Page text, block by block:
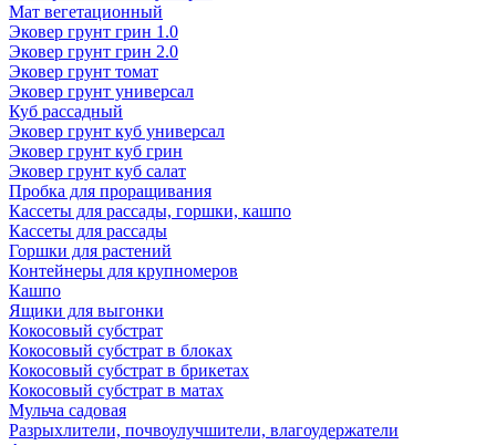
Мат вегетационный
Эковер грунт грин 1.0
Эковер грунт грин 2.0
Эковер грунт томат
Эковер грунт универсал
Куб рассадный
Эковер грунт куб универсал
Эковер грунт куб грин
Эковер грунт куб салат
Пробка для проращивания
Кассеты для рассады, горшки, кашпо
Кассеты для рассады
Горшки для растений
Контейнеры для крупномеров
Кашпо
Ящики для выгонки
Кокосовый субстрат
Кокосовый субстрат в блоках
Кокосовый субстрат в брикетах
Кокосовый субстрат в матах
Мульча садовая
Разрыхлители, почвоулучшители, влагоудержатели